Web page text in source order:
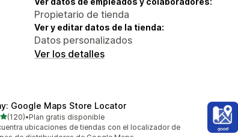
Propietario de tienda
Ver y editar datos de la tienda:
Datos personalizados
Ver los detalles
Google Maps Store Locator
de 5 estrellas
(120)
reseñas en total
•Plan gratis disponible
ubicaciones de tiendas con el localizador de